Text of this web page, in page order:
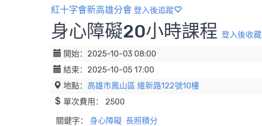
紅十字會新高雄分會 登入後追蹤
身心障礙20小時課程 登入後收藏
開始：2025-10-03 08:00
結束：2025-10-05 17:00
地點： 高雄市鳳山區 維新路122號10樓
單次費用： 2500
關鍵字： 身心障礙 長照積分